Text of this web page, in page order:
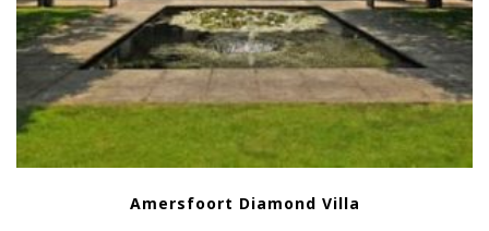
Amersfoort Diamond Villa